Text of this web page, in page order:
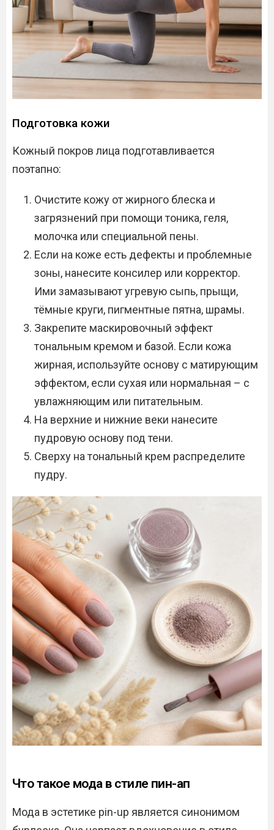
Подготовка кожи
Кожный покров лица подготавливается
поэтапно:
Очистите кожу от жирного блеска и
загрязнений при помощи тоника, геля,
молочка или специальной пены.
Если на коже есть дефекты и проблемные
зоны, нанесите консилер или корректор.
Ими замазывают угревую сыпь, прыщи,
тёмные круги, пигментные пятна, шрамы.
Закрепите маскировочный эффект
тональным кремом и базой. Если кожа
жирная, используйте основу с матирующим
эффектом, если сухая или нормальная – с
увлажняющим или питательным.
На верхние и нижние веки нанесите
пудровую основу под тени.
Сверху на тональный крем распределите
пудру.
Что такое мода в стиле пин-ап
Мода в эстетике pin-up является синонимом